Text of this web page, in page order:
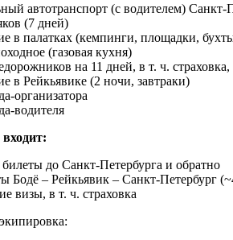
автотранспорт (с водителем)
(7 дней)
в палатках (кемпинги, площадки,
(газовая кухня)
на 11 дней, в т. ч.
в Рейкьявике (2 ночи, завтраки)
организатора
водителя
до Санкт-Петербурга и обратно
Бодё – Рейкьявик – Санкт-Петербург
визы, в т. ч. страховка